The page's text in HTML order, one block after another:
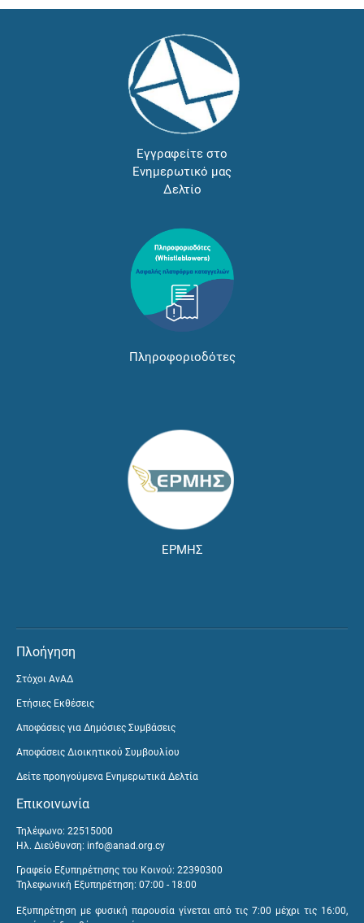
Εγγραφείτε στο
Ενημερωτικό μας
Δελτίο
Πληροφοριοδότες
ΕΡΜΗΣ
Πλοήγηση
Στόχοι ΑνΑΔ
Ετήσιες Εκθέσεις
Αποφάσεις για Δημόσιες Συμβάσεις
Αποφάσεις Διοικητικού Συμβουλίου
Δείτε προηγούμενα Ενημερωτικά Δελτία
Επικοινωνία
Τηλέφωνο: 22515000
Ηλ. Διεύθυνση: info@anad.org.cy
Γραφείο Εξυπηρέτησης του Κοινού: 22390300
Τηλεφωνική Εξυπηρέτηση: 07:00 - 18:00
Εξυπηρέτηση με φυσική παρουσία γίνεται από τις 7:00 μέχρι τις 16:00,